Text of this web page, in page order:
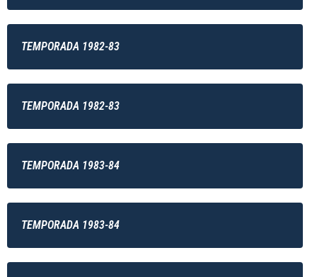
TEMPORADA 1982-83
TEMPORADA 1982-83
TEMPORADA 1983-84
TEMPORADA 1983-84